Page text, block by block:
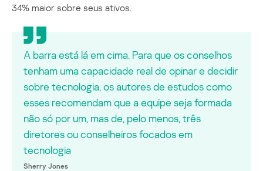
34% maior sobre seus ativos.
A barra está lá em cima. Para que os conselhos
tenham uma capacidade real de opinar e decidir
sobre tecnologia, os autores de estudos como
esses recomendam que a equipe seja formada
não só por um, mas de, pelo menos, três
diretores ou conselheiros focados em
tecnologia
Sherry Jones